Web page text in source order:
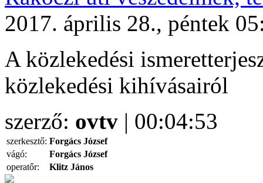
2017. április 28., péntek
A közlekedési
közlekedési kihívásairól
szerző: ovtv | 00:04:53
szerkesztő: Forgács József
vágó:
Forgács József
operatőr:
Klitz János